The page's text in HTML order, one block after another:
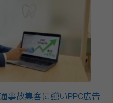
事故集客に強いPPC広告